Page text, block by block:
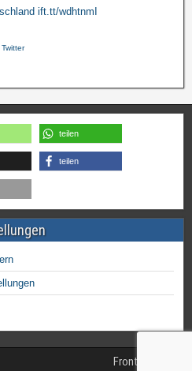
ift.tt/wdhtnmI
teilen
teilen
Frontier Theme